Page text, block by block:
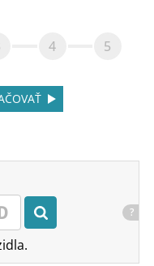
4 5
?